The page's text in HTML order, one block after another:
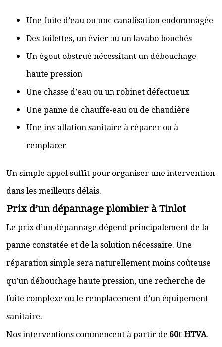
Une fuite d’eau ou une canalisation endommagée
Des toilettes, un évier ou un lavabo bouchés
Un égout obstrué nécessitant un débouchage
haute pression
Une chasse d’eau ou un robinet défectueux
Une panne de chauffe-eau ou de chaudière
Une installation sanitaire à réparer ou à
remplacer
Un simple appel suffit pour organiser une intervention
dans les meilleurs délais.
Prix d’un dépannage plombier à Tinlot
Le prix d’un dépannage dépend principalement de la
panne constatée et de la solution nécessaire. Une
réparation simple sera naturellement moins coûteuse
qu’un débouchage haute pression, une recherche de
fuite complexe ou le remplacement d’un équipement
sanitaire.
Nos interventions commencent à partir de 60€ HTVA.